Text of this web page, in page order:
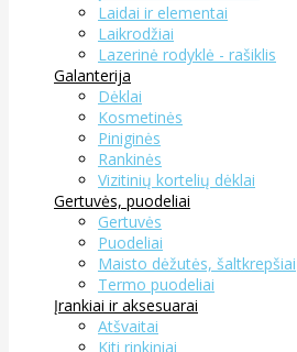
Laidai ir elementai
Laikrodžiai
Lazerinė rodyklė - rašiklis
Galanterija
Dėklai
Kosmetinės
Piniginės
Rankinės
Vizitinių kortelių dėklai
Gertuvės, puodeliai
Gertuvės
Puodeliai
Maisto dėžutės, šaltkrepšiai
Termo puodeliai
Įrankiai ir aksesuarai
Atšvaitai
Kiti rinkiniai